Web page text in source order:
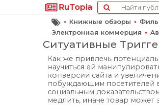
RuTopia
• Книжные обзоры •
Электронная коммерция •
Ситуативные
Как же привлечь
научиться ей
конверсии сайта и
побуждающим посетителей
социальным
медлить, иначе товар может